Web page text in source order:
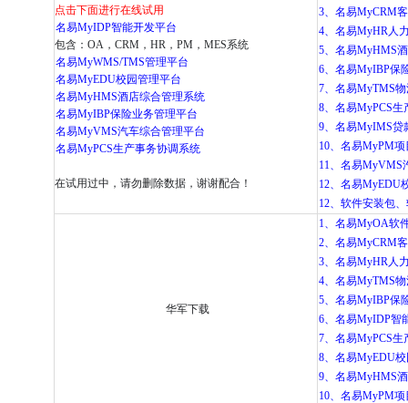
点击下面进行在线试用
名易MyIDP智能开发平台
包含：OA，CRM，HR，PM，MES系统
名易MyWMS/TMS管理平台
名易MyEDU校园管理平台
名易MyHMS酒店综合管理系统
名易MyIBP保险业务管理平台
名易MyVMS汽车综合管理平台
名易MyPCS生产事务协调系统
在试用过中，请勿删除数据，谢谢配合！
3、名易MyCRM
4、名易MyHR人
5、名易MyHMS
6、名易MyIBP保
7、名易MyTMS
8、名易MyPCS生
9、名易MyIMS贷
10、名易MyPM
11、名易MyVMS
12、名易MyEDU
12、软件安装包
华军下载
1、名易MyOA软
2、名易MyCRM
3、名易MyHR人
4、名易MyTMS
5、名易MyIBP保
6、名易MyIDP智
7、名易MyPCS生
8、名易MyEDU
9、名易MyHMS
10、名易MyPM